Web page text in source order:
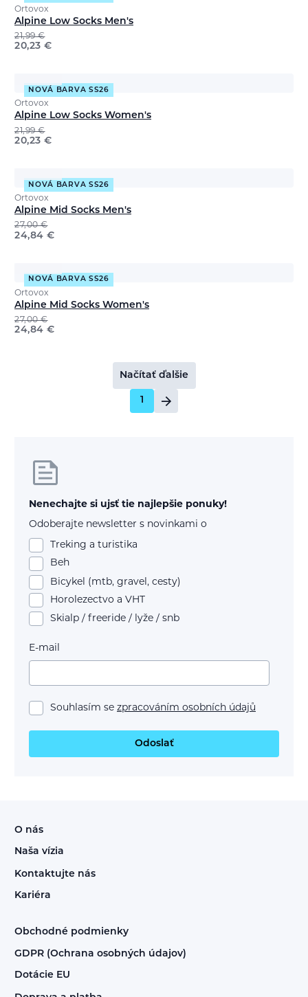
Ortovox
Alpine Low Socks Men's
21,99€
20,23 €
NOVÁ BARVA SS26
Ortovox
Alpine Low Socks Women's
21,99€
20,23 €
NOVÁ BARVA SS26
Ortovox
Alpine Mid Socks Men's
27,00€
24,84 €
NOVÁ BARVA SS26
Ortovox
Alpine Mid Socks Women's
27,00€
24,84 €
Načítať ďalšie
1
Nenechajte si ujsť tie najlepšie ponuky!
Odoberajte newsletter s novinkami o
Treking a turistika
Beh
Bicykel (mtb, gravel, cesty)
Horolezectvo a VHT
Skialp / freeride / lyže / snb
E-mail
Souhlasím se zpracováním osobních údajů
Odoslať
O nás
Naša vízia
Kontaktujte nás
Kariéra
Obchodné podmienky
GDPR (Ochrana osobných údajov)
Dotácie EU